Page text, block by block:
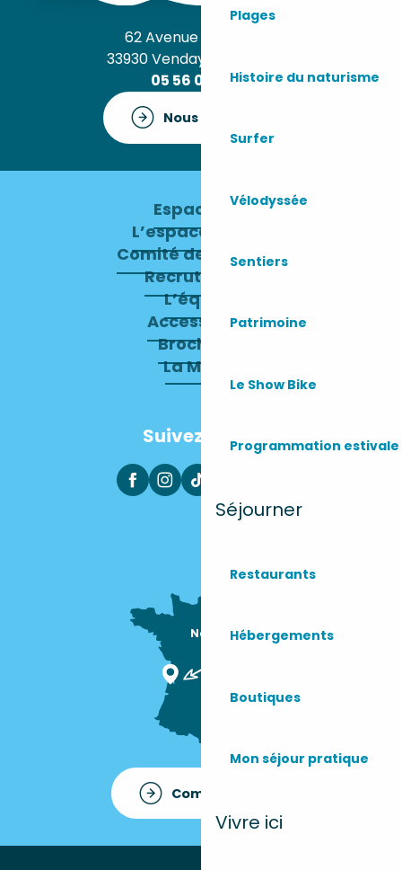
Plages
Histoire du naturisme
Surfer
Vélodyssée
Sentiers
Patrimoine
Le Show Bike
Programmation estivale
Séjourner
Restaurants
Hébergements
Boutiques
Mon séjour pratique
Vivre ici
62 Avenue de l’Océan
33930 Vendays-Montalivet
05 56 09 30 12
Nous contacter
Espace pro
L’espace presse
Comité de direction
Recrutement
L’équipe
Accessibilité
Brochures
La Mairie
Suivez-nous
Nous sommes
Comment venir ?